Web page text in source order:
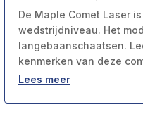
De Maple Comet Laser
wedstrijdniveau. Het
langebaanschaatsen.
kenmerken van deze
Lees meer